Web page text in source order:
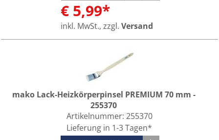
€ 5,99*
inkl. MwSt., zzgl. Versand
mako Lack-Heizkörperpinsel PREMIUM 70 mm -
255370
Artikelnummer: 255370
Lieferung in 1-3 Tagen*